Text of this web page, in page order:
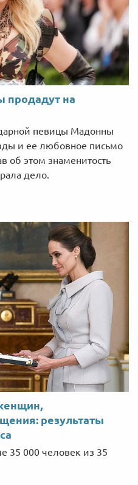
на
певицы Мадонны
и ее любовное письмо
об этом знаменитость
дело.
результаты
35 000 человек из 35